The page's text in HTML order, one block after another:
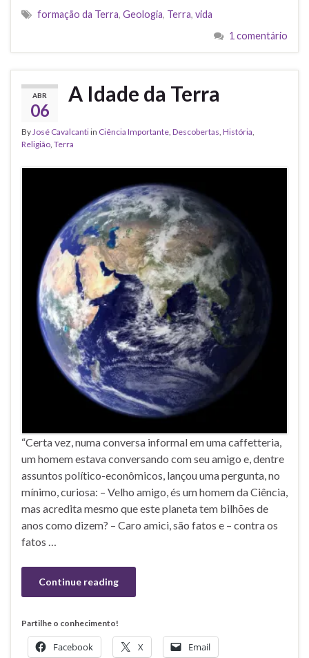
formação da Terra, Geologia, Terra, vida
1 comentário
ABR
06
A Idade da Terra
By José Cavalcantiin Ciência Importante Descobertas História
Religião Terra
“Certa vez, numa conversa informal em uma caffetteria,
um homem estava conversando com seu amigo e, dentre
assuntos político-econômicos, lançou uma pergunta, no
mínimo, curiosa: – Velho amigo, és um homem da Ciência,
mas acredita mesmo que este planeta tem bilhões de
anos como dizem? – Caro amici, são fatos e – contra os
fatos …
Continue reading
Partilhe o conhecimento!
Facebook X Email